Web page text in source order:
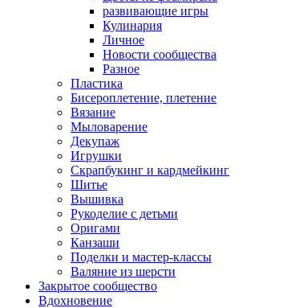
развивающие игры
Кулинария
Личное
Новости сообщества
Разное
Пластика
Бисероплетение, плетение
Вязание
Мыловарение
Декупаж
Игрушки
Скрапбукинг и кардмейкинг
Шитье
Вышивка
Рукоделие с детьми
Оригами
Канзаши
Поделки и мастер-классы
Валяние из шерсти
Закрытое сообщество
Вдохновение